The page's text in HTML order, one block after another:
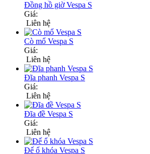
Đồng hồ giờ Vespa S
Giá:
Liên hệ
Cò mổ Vespa S
Giá:
Liên hệ
Đĩa phanh Vespa S
Giá:
Liên hệ
Đĩa đề Vespa S
Giá:
Liên hệ
Đế ổ khóa Vespa S